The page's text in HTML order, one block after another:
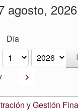
agosto, 2026
Día
Siguiente
y Gestión